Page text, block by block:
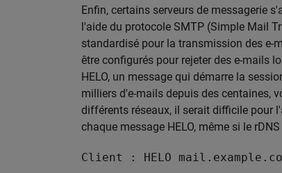
Enfin, certains serveurs de messagerie
l'aide du protocole SMTP (Simple Mail
standardisé pour la transmission des e-
être configurés pour rejeter des e-mails
HELO, un message qui démarre la
milliers d'e-mails depuis des centaines,
différents réseaux, il serait difficile pour
chaque message HELO, même si le
Client : HELO